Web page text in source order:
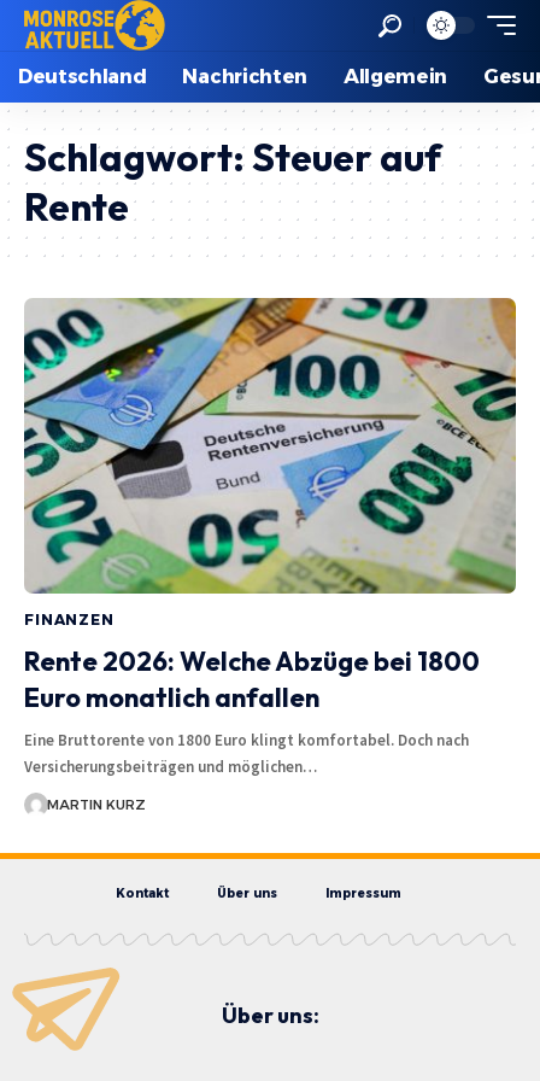
Deutschland Nachrichten Allgemein
Schlagwort:Steuer auf
Rente
FINANZEN
Rente 2026: Welche Abzüge bei 1800
Euro monatlich anfallen
Eine Bruttorente von 1800 Euro klingt komfortabel. Doch nach
Versicherungsbeiträgen und möglichen…
MARTIN KURZ
Kontakt Über uns Impressum
Über uns: